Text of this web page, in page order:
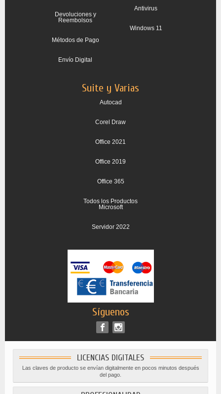
Devoluciones y
Reembolsos
Métodos de Pago
Envío Digital
Antivirus
Windows 11
Suite y Varias
Autocad
Corel Draw
Office 2021
Office 2019
Office 365
Todos los Productos
Microsoft
Servidor 2022
Síguenos
LICENCIAS DIGITALES
Las claves de producto se envían digitalmente en pocos minutos después
del pago.